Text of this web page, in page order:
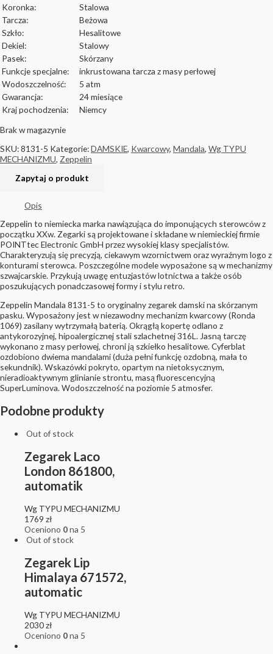
Koronka:
Stalowa
Tarcza:
Beżowa
Szkło:
Hesalitowe
Dekiel:
Stalowy
Pasek:
Skórzany
Funkcje specjalne:
inkrustowana tarcza z masy perłowej
Wodoszczelność:
5 atm
Gwarancja:
24 miesiące
Kraj pochodzenia:
Niemcy
Brak w magazynie
SKU:8131-5 Kategorie:DAMSKIE, Kwarcowy, Mandala, Wg TYPU
MECHANIZMU, Zeppelin
Opis
Zeppelin to niemiecka marka nawiązująca do imponujących sterowców z
początku XXw. Zegarki są projektowane i składane w niemieckiej firmie
POINTtec Electronic GmbH przez wysokiej klasy specjalistów.
Charakteryzują się precyzją, ciekawym wzornictwem oraz wyraźnym logo z
konturami sterowca. Poszczególne modele wyposażone są w mechanizmy
szwajcarskie. Przykują uwagę entuzjastów lotnictwa a także osób
poszukujących ponadczasowej formy i stylu retro.
Zeppelin Mandala 8131-5 to oryginalny zegarek damski na skórzanym
pasku. Wyposażony jest w niezawodny mechanizm kwarcowy (Ronda
1069) zasilany wytrzymałą baterią. Okrągłą kopertę odlano z
antykorozyjnej, hipoalergicznej stali szlachetnej 316L. Jasną tarczę
wykonano z masy perłowej, chroni ją szkiełko hesalitowe. Cyferblat
ozdobiono dwiema mandalami (duża pełni funkcję ozdobną, mała to
sekundnik). Wskazówki pokryto, opartym na nietoksycznym,
nieradioaktywnym glinianie strontu, masą fluorescencyjną
SuperLuminova. Wodoszczelność na poziomie 5 atmosfer.
Podobne produkty
Out of stock
Zegarek Laco
London 861800,
automatik
Wg TYPU MECHANIZMU
1769 zł
Oceniono 0na 5
Out of stock
Zegarek Lip
Himalaya 671572,
automatic
Wg TYPU MECHANIZMU
2030zł
Oceniono 0na 5